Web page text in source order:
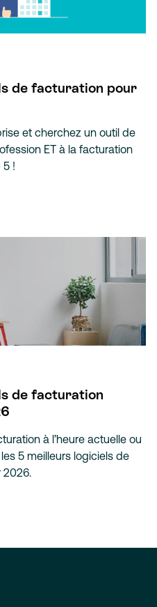
de facturation pour
et cherchez un outil de
ET à la facturation
5 !
de facturation
à l’heure actuelle ou
5 meilleurs logiciels de
2026.